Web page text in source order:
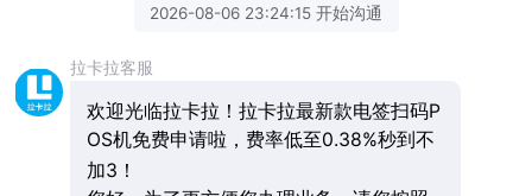
2026-08-06 23:24:15 开始沟通
拉卡拉客服
欢迎光临拉卡拉！拉卡拉最新款电签扫码P
OS机免费申请啦，费率低至0.38%秒到不
加3！